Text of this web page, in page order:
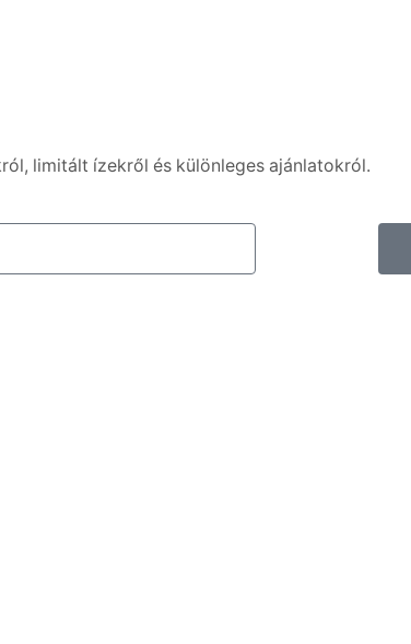
limitált ízekről és különleges ajánlatokról.